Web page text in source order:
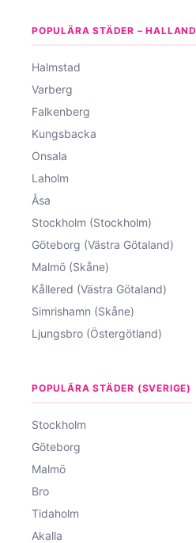
POPULÄRA STÄDER – HALLAND
Halmstad
Varberg
Falkenberg
Kungsbacka
Onsala
Laholm
Åsa
Stockholm (Stockholm)
Göteborg (Västra Götaland)
Malmö (Skåne)
Kållered (Västra Götaland)
Simrishamn (Skåne)
Ljungsbro (Östergötland)
POPULÄRA STÄDER (SVERIGE)
Stockholm
Göteborg
Malmö
Bro
Tidaholm
Akalla